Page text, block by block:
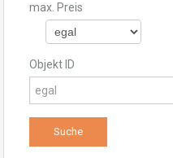
max. Preis
Objekt ID